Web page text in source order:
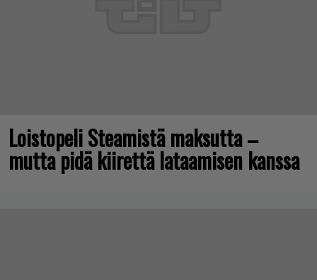
Loistopeli Steamistä maksutta –
mutta pidä kiirettä lataamisen kanssa